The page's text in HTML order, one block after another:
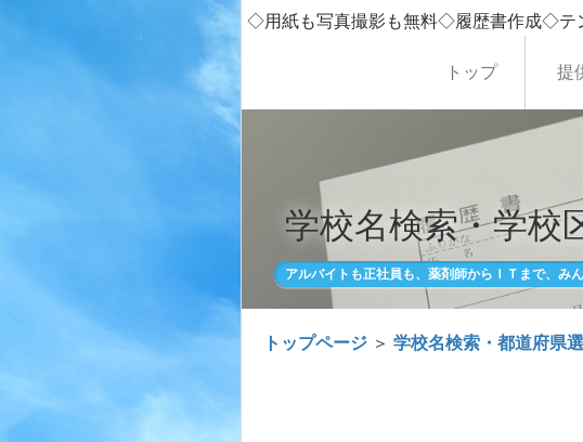
◇用紙も写真撮影も無料◇履歴書作成◇
トップ 提
学校名検索・学校
アルバイトも正社員も、薬剤師からＩＴまで、み
トップページ ＞ 学校名検索・都道府県